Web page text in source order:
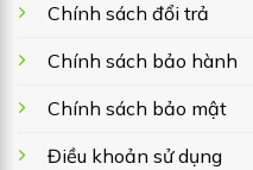
Chính sách đổi trả
Chính sách bảo hành
Chính sách bảo mật
Điều khoản sử dụng